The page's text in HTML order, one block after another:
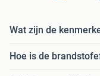
Wat zijn de
Hoe is de